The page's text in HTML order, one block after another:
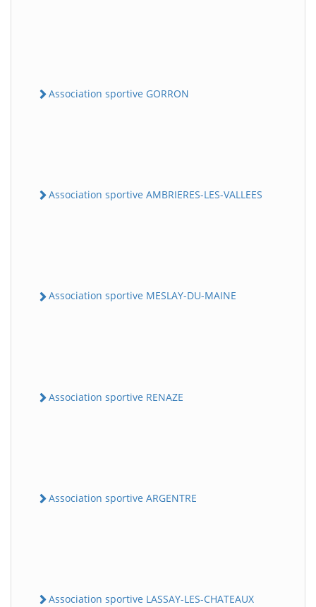
Association sportive GORRON
Association sportive AMBRIERES-LES-VALLEES
Association sportive MESLAY-DU-MAINE
Association sportive RENAZE
Association sportive ARGENTRE
Association sportive LASSAY-LES-CHATEAUX